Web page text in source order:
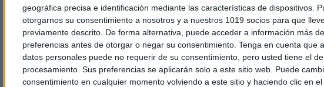
geográfica precisa e identificación mediante las características de dispositivos.
otorgarnos su consentimiento a nosotros y a nuestros 1019 socios para que
previamente descrito. De forma alternativa, puede acceder a información más
preferencias antes de otorgar o negar su consentimiento. Tenga en cuenta que
datos personales puede no requerir de su consentimiento, pero usted tiene el
procesamiento. Sus preferencias se aplicarán solo a este sitio web. Puede
consentimiento en cualquier momento volviendo a este sitio y haciendo clic en